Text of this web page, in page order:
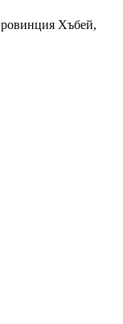
Хъбей,